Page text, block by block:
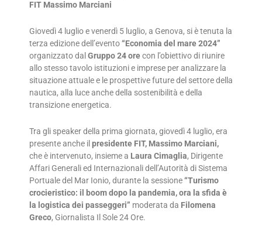
FIT Massimo Marciani
Giovedì 4 luglio e venerdì 5 luglio, a Genova, si è tenuta la
terza edizione dell’evento“Economia del mare 2024”
organizzato dal Gruppo 24 orecon l’obiettivo di riunire
allo stesso tavolo istituzioni e imprese per analizzare la
situazione attuale e le prospettive future del settore della
nautica, alla luce anche della sostenibilità e della
transizione energetica.
Tra gli speaker della prima giornata, giovedì 4 luglio, era
presente anche il presidente FIT, Massimo Marciani,
che è intervenuto, insieme a Laura Cimaglia, Dirigente
Affari Generali ed Internazionali dell’Autorità di Sistema
Portuale del Mar Ionio, durante la sessione“Turismo
crocieristico: il boom dopo la pandemia, ora la sfida è
la logistica dei passeggeri” moderata da Filomena
Greco, Giornalista Il Sole 24 Ore.